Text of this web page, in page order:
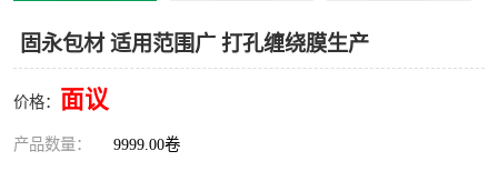
固永包材 适用范围广 打孔缠绕膜生产
价格： 面议
产品数量： 9999.00卷